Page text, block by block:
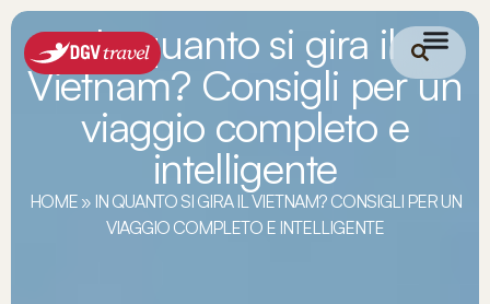
In quanto si gira il
Vietnam? Consigli per un
viaggio completo e
intelligente
HOME» IN QUANTO SI GIRA IL VIETNAM? CONSIGLI PER UN
VIAGGIO COMPLETO E INTELLIGENTE